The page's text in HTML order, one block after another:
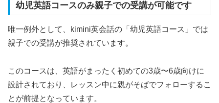
幼児英語コースのみ親子での受講が可能です
唯一例外として、kimini英会話の「幼児英語コース」では
親子での受講が推奨されています。
このコースは、英語がまったく初めての3歳〜6歳向けに
設計されており、レッスン中に親がそばでフォローするこ
とが前提となっています。